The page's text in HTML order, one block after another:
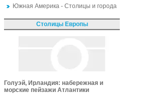
Южная Америка - Столицы и города
Столицы Европы
Голуэй, Ирландия: набережная и
морские пейзажи Атлантики